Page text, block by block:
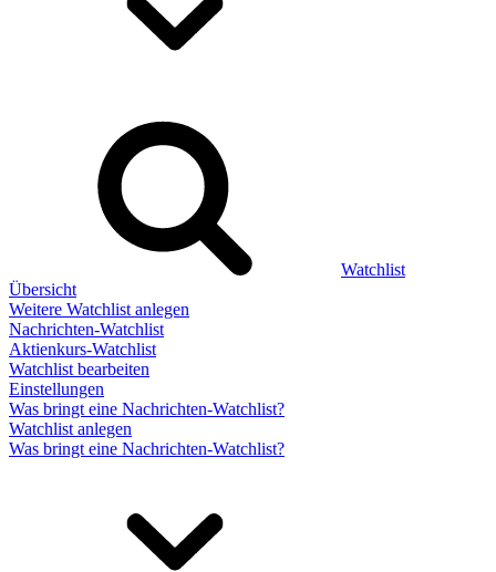
Watchlist
Übersicht
Weitere Watchlist anlegen
Nachrichten-Watchlist
Aktienkurs-Watchlist
Watchlist bearbeiten
Einstellungen
Was bringt eine Nachrichten-Watchlist?
Watchlist anlegen
Was bringt eine Nachrichten-Watchlist?